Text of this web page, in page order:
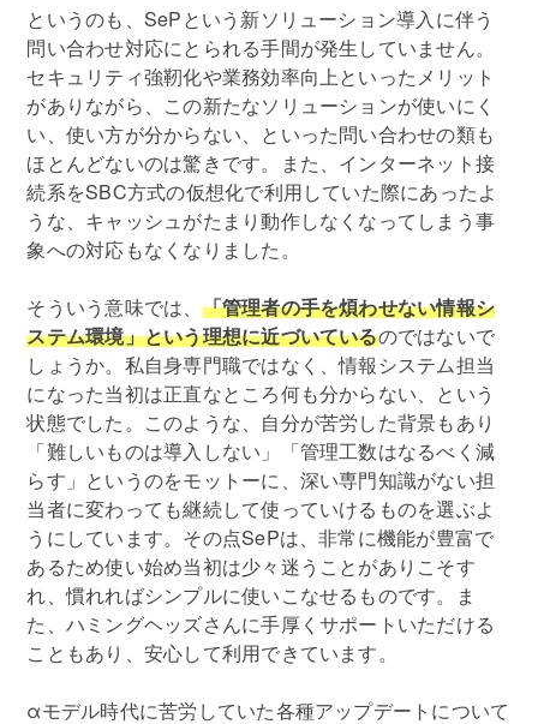
というのも、SePという新ソリューション導入に伴う
問い合わせ対応にとられる手間が発生していません。
セキュリティ強靭化や業務効率向上といったメリット
がありながら、この新たなソリューションが使いにく
い、使い方が分からない、といった問い合わせの類も
ほとんどないのは驚きです。また、インターネット接
続系をSBC方式の仮想化で利用していた際にあったよ
うな、キャッシュがたまり動作しなくなってしまう事
象への対応もなくなりました。
そういう意味では、 「管理者の手を煩わせない情報シ
ステム環境」という理想に近づいているのではないで
しょうか。私自身専門職ではなく、情報システム担当
になった当初は正直なところ何も分からない、という
状態でした。このような、自分が苦労した背景もあり
「難しいものは導入しない」「管理工数はなるべく減
らす」というのをモットーに、深い専門知識がない担
当者に変わっても継続して使っていけるものを選ぶよ
うにしています。その点SePは、非常に機能が豊富で
あるため使い始め当初は少々迷うことがありこそす
れ、慣れればシンプルに使いこなせるものです。ま
た、ハミングヘッズさんに手厚くサポートいただける
こともあり、安心して利用できています。
αモデル時代に苦労していた各種アップデートについて